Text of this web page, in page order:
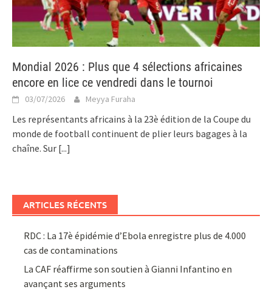
Mondial 2026 : Plus que 4 sélections africaines
encore en lice ce vendredi dans le tournoi
03/07/2026 Meyya Furaha
Les représentants africains à la 23è édition de la Coupe du
monde de football continuent de plier leurs bagages à la
chaîne. Sur [...]
ARTICLES RÉCENTS
RDC : La 17è épidémie d’Ebola enregistre plus de 4.000
cas de contaminations
La CAF réaffirme son soutien à Gianni Infantino en
avançant ses arguments